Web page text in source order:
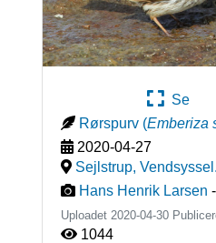
Se
Rørspurv (Emberiza
2020-04-27
Sejlstrup, Vendsyssel.
Hans Henrik Larsen -
Uploadet 2020-04-30
1044